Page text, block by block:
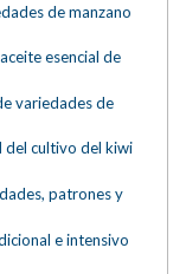
de manzano
esencial de
variedades de
del cultivo del kiwi
patrones y
e intensivo